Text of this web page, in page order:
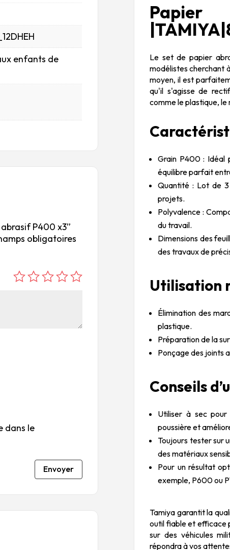
enfants de
P400 x3”
obligatoires
s
dans le
Envoyer
Le set de papier
modélistes cherchant
moyen, il est
qu'il s'agisse de
comme le plastique, le
Grain P400 : Idéal
équilibre parfait
Quantité : Lot de 3
projets.
Polyvalence :
du travail.
Dimensions des
des travaux de
Utilisation
Élimination des
plastique.
Préparation de la
Ponçage des joints
Conseils
Utiliser à sec
poussière et
Toujours tester sur
des matériaux
Pour un résultat
exemple, P600 ou
Tamiya garantit la
outil fiable et efficace
sur des véhicules
répondra à vos